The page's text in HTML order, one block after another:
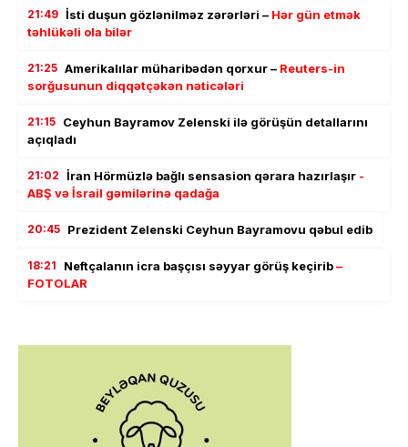
21:49 İsti duşun gözlənilməz zərərləri – Hər gün etmək
təhlükəli ola bilər
21:25 Amerikalılar müharibədən qorxur – Reuters-in
sorğusunun diqqətçəkən nəticələri
21:15 Ceyhun Bayramov Zelenski ilə görüşün detallarını
açıqladı
21:02 İran Hörmüzlə bağlı sensasion qərara hazırlaşır -
ABŞ və İsrail gəmilərinə qadağa
20:45 Prezident Zelenski Ceyhun Bayramovu qəbul edib
18:21 Neftçalanın icra başçısı səyyar görüş keçirib–
FOTOLAR